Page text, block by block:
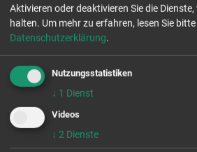
Das Projekt wird selbstverständlich
auf zu Aktionen in der Stadt.
Bei Fragen steht Ihnen gern unsere
Jana Spitzer-Dittrich zur Verfügung:
Aktivieren oder deaktivieren Sie die
halten. Um mehr zu erfahren, lesen Sie
Datenschutzerklärung.
Nutzungsstatistiken
↓ 1 Dienst
Videos
↓ 2 Dienste